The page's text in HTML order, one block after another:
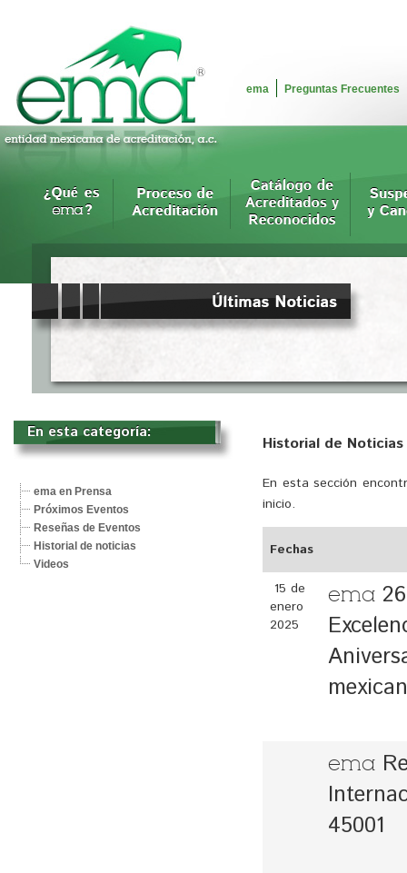
ema Preguntas Frecuentes
Historial de Noticias
En esta sección
inicio.
Fechas
15 de
enero
2025
ema
ema
45001
En esta categoría:
ema en Prensa
Próximos Eventos
Reseñas de Eventos
Historial de noticias
Videos